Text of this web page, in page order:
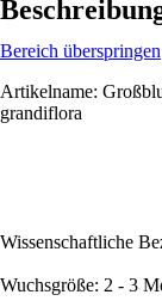
Bereich überspringen
Artikelname:
grandiflora
Wissenschaftliche
Wuchsgröße: 2 - 3